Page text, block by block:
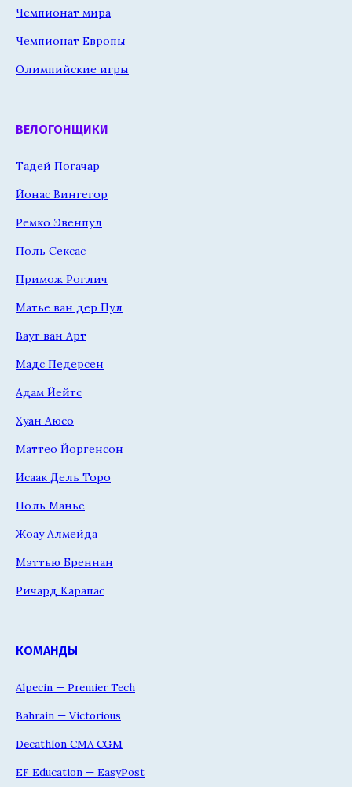
Чемпионат мира
Чемпионат Европы
Олимпийские игры
ВЕЛОГОНЩИКИ
Тадей Погачар
Йонас Вингегор
Ремко Эвенпул
Поль Сексас
Примож Роглич
Матье ван дер Пул
Ваут ван Арт
Мадс Педерсен
Адам Йейтс
Хуан Аюсо
Маттео Йоргенсон
Исаак Дель Торо
Поль Манье
Жоау Алмейда
Мэттью Бреннан
Ричард Карапас
КОМАНДЫ
Alpecin — Premier Tech
Bahrain — Victorious
Decathlon CMA CGM
EF Education — EasyPost